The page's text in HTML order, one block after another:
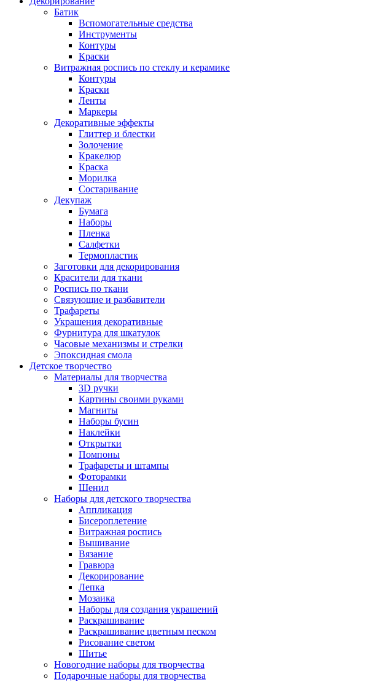
Батик
Вспомогательные средства
Инструменты
Контуры
Краски
Витражная роспись по стеклу и керамике
Контуры
Краски
Ленты
Маркеры
Декоративные эффекты
Глиттер и блестки
Золочение
Кракелюр
Краска
Морилка
Состаривание
Декупаж
Бумага
Наборы
Пленка
Салфетки
Термопластик
Заготовки для декорирования
Красители для ткани
Роспись по ткани
Связующие и разбавители
Трафареты
Украшения декоративные
Фурнитура для шкатулок
Часовые механизмы и стрелки
Эпоксидная смола
Детское творчество
Материалы для творчества
3D ручки
Картины своими руками
Магниты
Наборы бусин
Наклейки
Открытки
Помпоны
Трафареты и штампы
Фоторамки
Шенил
Наборы для детского творчества
Аппликация
Бисероплетение
Витражная роспись
Вышивание
Вязание
Гравюра
Декорирование
Лепка
Мозаика
Наборы для создания украшений
Раскрашивание
Раскрашивание цветным песком
Рисование светом
Шитье
Новогодние наборы для творчества
Подарочные наборы для творчества